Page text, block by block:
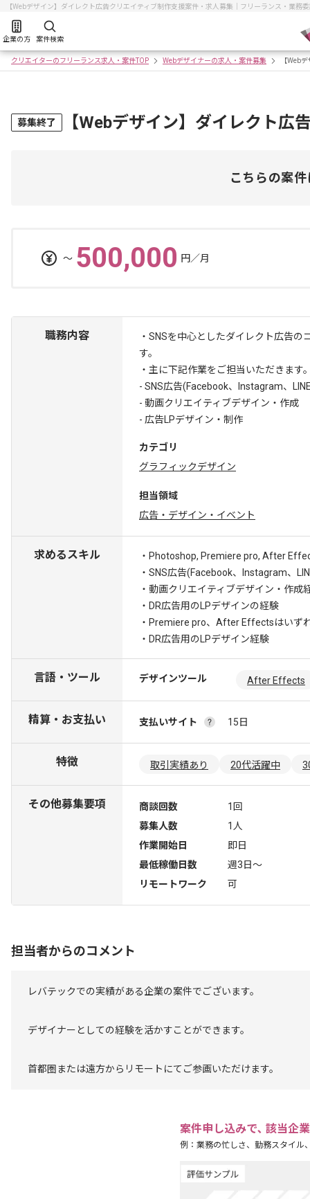
【Webデザイン】ダイレクト広告クリエイティブ制作支援案件・求人募集｜フリーランス・業務
企業の方 案件検索
クリエイターのフリーランス求人・案件TOP Webデザイナーの求人・案件募集 【Web
募集終了 【Webデザイン】ダイレクト広
こちらの案
〜 500,000 円／月
職務内容
・SNSを中心としたダイレクト広告
す。
・主に下記作業をご担当いただきます
- SNS広告(Facebook、Instagram、
- 動画クリエイティブデザイン・作成
- 広告LPデザイン・制作
カテゴリ
グラフィックデザイン
担当領域
広告・デザイン・イベント
求めるスキル
・Photoshop, Premiere pro, After
・SNS広告(Facebook、Instagram、
・動画クリエイティブデザイン・作成
・DR広告用のLPデザインの経験
・Premiere pro、After Effectsはいず
・DR広告用のLPデザイン経験
言語・ツール デザインツール After Effects
精算・お支払い 支払いサイト 15日
特徴 取引実績あり 20代活躍中
その他募集要項 商談回数
1回
募集人数
1人
作業開始日
即日
最低稼働日数
週3日〜
リモートワーク
可
担当者からのコメント
レバテックでの実績がある企業の案件でございます。
デザイナーとしての経験を活かすことができます。
首都圏または遠方からリモートにてご参画いただけます。
案件申し込みで､ 該当企
例：業務の忙しさ、勤務スタイル